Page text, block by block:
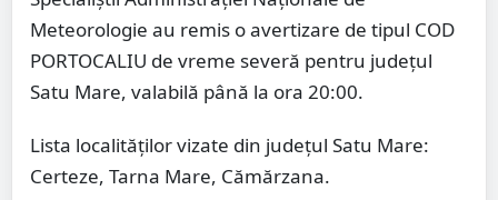
Meteorologie au remis o avertizare de tipul COD
PORTOCALIU de vreme severă pentru județul
Satu Mare, valabilă până la ora 20:00.
Lista localităților vizate din județul Satu Mare:
Certeze, Tarna Mare, Cămărzana.